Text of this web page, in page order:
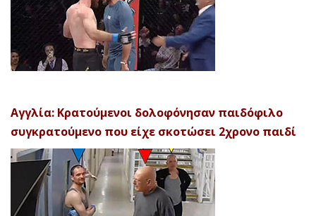
Αγγλία: Κρατούμενοι δολοφόνησαν παιδόφιλο
συγκρατούμενο που είχε σκοτώσει 2χρονο παιδί